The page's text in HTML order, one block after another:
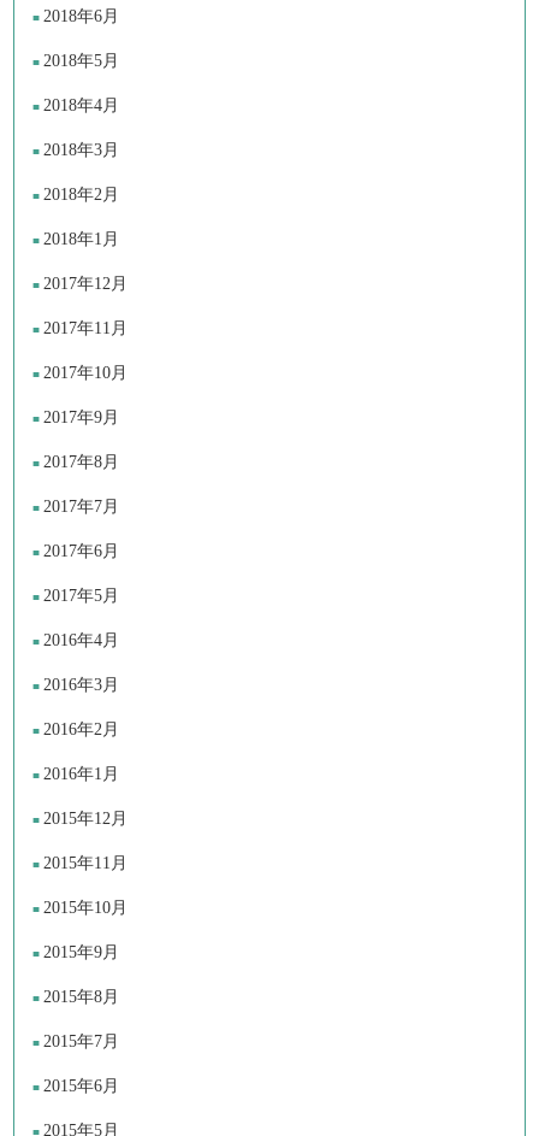
2018年6月
2018年5月
2018年4月
2018年3月
2018年2月
2018年1月
2017年12月
2017年11月
2017年10月
2017年9月
2017年8月
2017年7月
2017年6月
2017年5月
2016年4月
2016年3月
2016年2月
2016年1月
2015年12月
2015年11月
2015年10月
2015年9月
2015年8月
2015年7月
2015年6月
2015年5月